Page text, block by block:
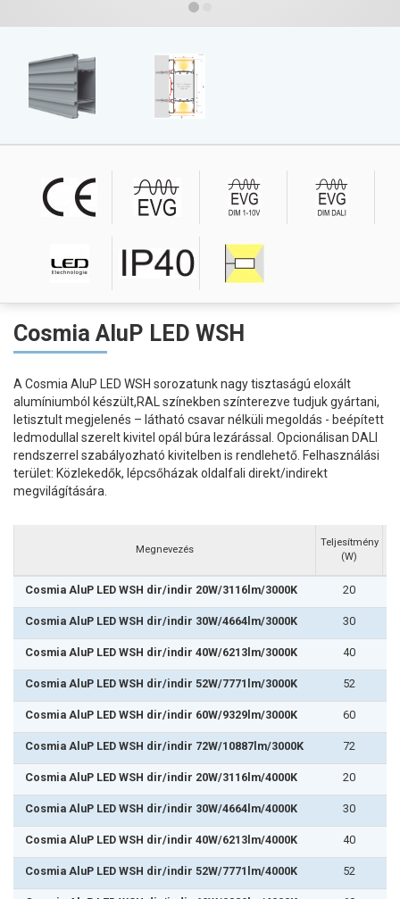
Cosmia AluP LED WSH
A Cosmia AluP LED WSH sorozatunk nagy tisztaságú eloxált
alumíniumból készült,RAL színekben színterezve tudjuk gyártani,
letisztult megjelenés – látható csavar nélküli megoldás - beépített
ledmodullal szerelt kivitel opál búra lezárással. Opcionálisan DALI
rendszerrel szabályozható kivitelben is rendlehető. Felhasználási
terület: Közlekedők, lépcsőházak oldalfali direkt/indirekt
megvilágítására.
Megnevezés
Teljesítmény
(W)
Cosmia AluP LED WSH dir/indir 20W/3116lm/3000K 20
Cosmia AluP LED WSH dir/indir 30W/4664lm/3000K 30
Cosmia AluP LED WSH dir/indir 40W/6213lm/3000K 40
Cosmia AluP LED WSH dir/indir 52W/7771lm/3000K 52
Cosmia AluP LED WSH dir/indir 60W/9329lm/3000K 60
Cosmia AluP LED WSH dir/indir 72W/10887lm/3000K 72
Cosmia AluP LED WSH dir/indir 20W/3116lm/4000K 20
Cosmia AluP LED WSH dir/indir 30W/4664lm/4000K 30
Cosmia AluP LED WSH dir/indir 40W/6213lm/4000K 40
Cosmia AluP LED WSH dir/indir 52W/7771lm/4000K 52